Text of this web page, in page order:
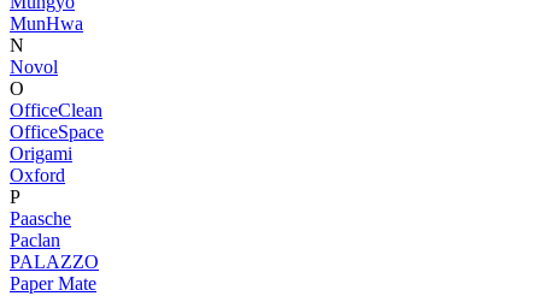
MunHwa
N
Novol
O
OfficeClean
OfficeSpace
Origami
Oxford
P
Paasche
Paclan
PALAZZO
Paper Mate